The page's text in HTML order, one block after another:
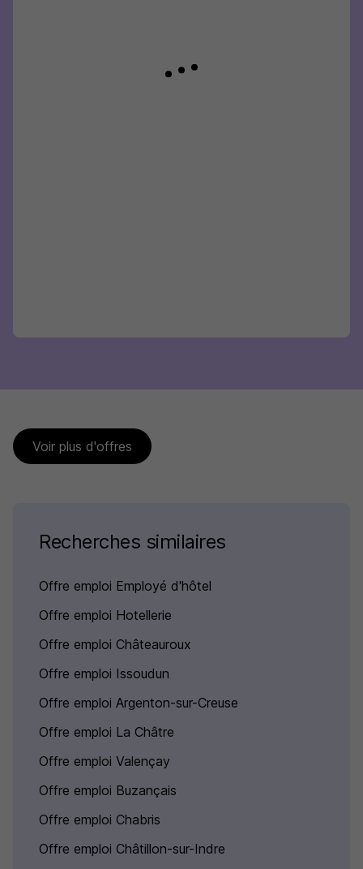
Voir plus d'offres
Recherches similaires
Offre emploi Employé d'hôtel
Offre emploi Hotellerie
Offre emploi Châteauroux
Offre emploi Issoudun
Offre emploi Argenton-sur-Creuse
Offre emploi La Châtre
Offre emploi Valençay
Offre emploi Buzançais
Offre emploi Chabris
Offre emploi Châtillon-sur-Indre